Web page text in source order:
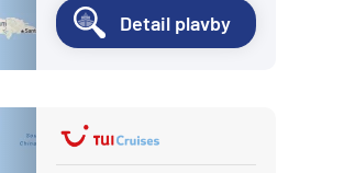
Detail plavby